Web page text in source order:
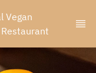
Vegan